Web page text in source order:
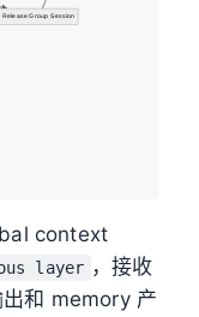
Release Group Session
context
layer ，接收
和 memory 产